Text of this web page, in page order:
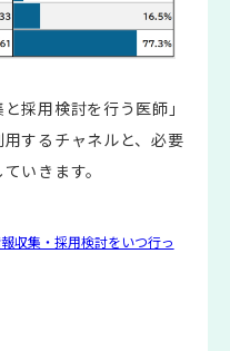
採用検討を行う医師」
するチャネルと、必要
いきます。
収集・採用検討をいつ行っ